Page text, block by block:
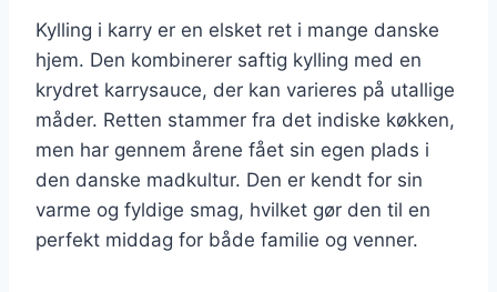
Kylling i karry er en elsket ret i mange danske
hjem. Den kombinerer saftig kylling med en
krydret karrysauce, der kan varieres på utallige
måder. Retten stammer fra det indiske køkken,
men har gennem årene fået sin egen plads i
den danske madkultur. Den er kendt for sin
varme og fyldige smag, hvilket gør den til en
perfekt middag for både familie og venner.